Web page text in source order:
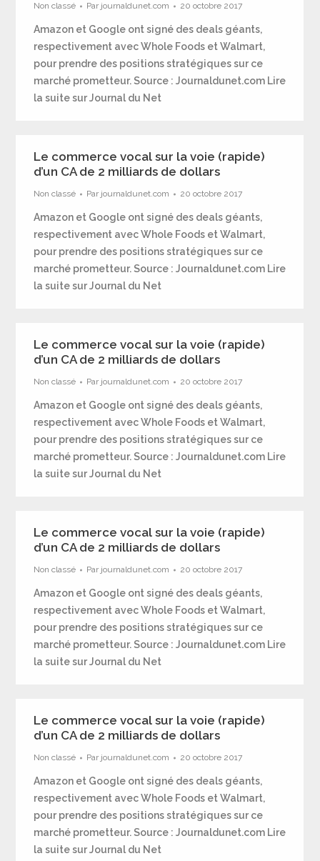
Non classé Par journaldunet.com 20 octobre 2017
Amazon et Google ont signé des deals géants,
respectivement avec Whole Foods et Walmart,
pour prendre des positions stratégiques sur ce
marché prometteur. Source : Journaldunet.com Lire
la suite sur Journal du Net
Le commerce vocal sur la voie (rapide)
d’un CA de 2 milliards de dollars
Non classé Par journaldunet.com 20 octobre 2017
Amazon et Google ont signé des deals géants,
respectivement avec Whole Foods et Walmart,
pour prendre des positions stratégiques sur ce
marché prometteur. Source : Journaldunet.com Lire
la suite sur Journal du Net
Le commerce vocal sur la voie (rapide)
d’un CA de 2 milliards de dollars
Non classé Par journaldunet.com 20 octobre 2017
Amazon et Google ont signé des deals géants,
respectivement avec Whole Foods et Walmart,
pour prendre des positions stratégiques sur ce
marché prometteur. Source : Journaldunet.com Lire
la suite sur Journal du Net
Le commerce vocal sur la voie (rapide)
d’un CA de 2 milliards de dollars
Non classé Par journaldunet.com 20 octobre 2017
Amazon et Google ont signé des deals géants,
respectivement avec Whole Foods et Walmart,
pour prendre des positions stratégiques sur ce
marché prometteur. Source : Journaldunet.com Lire
la suite sur Journal du Net
Le commerce vocal sur la voie (rapide)
d’un CA de 2 milliards de dollars
Non classé Par journaldunet.com 20 octobre 2017
Amazon et Google ont signé des deals géants,
respectivement avec Whole Foods et Walmart,
pour prendre des positions stratégiques sur ce
marché prometteur. Source : Journaldunet.com Lire
la suite sur Journal du Net